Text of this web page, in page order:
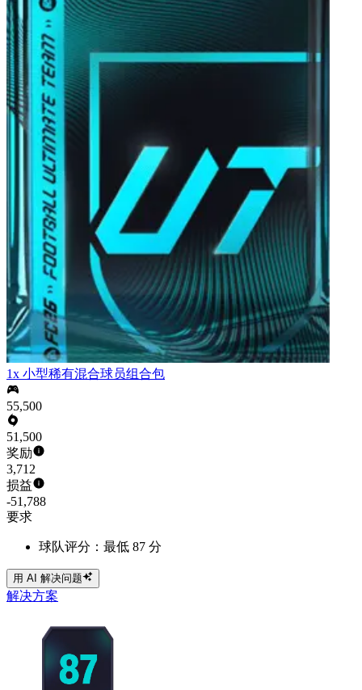
1x 小型稀有混合球员组合包
55,500
51,500
奖励
3,712
损益
-51,788
要求
球队评分：最低 87 分
用 AI 解决问题
解决方案